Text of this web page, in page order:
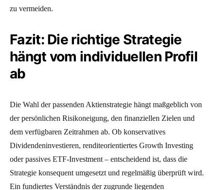
zu vermeiden.
Fazit: Die richtige Strategie
hängt vom individuellen Profil
ab
Die Wahl der passenden Aktienstrategie hängt maßgeblich von
der persönlichen Risikoneigung, den finanziellen Zielen und
dem verfügbaren Zeitrahmen ab. Ob konservatives
Dividendeninvestieren, renditeorientiertes Growth Investing
oder passives ETF-Investment – entscheidend ist, dass die
Strategie konsequent umgesetzt und regelmäßig überprüft wird.
Ein fundiertes Verständnis der zugrunde liegenden